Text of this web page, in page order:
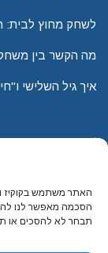
האתר משתמש בקוקיז
הסכמה מאפשר לנו
תבחר לא להסכים או
לשחק מחוץ לבית:
מה הקשר בין
איך גיל השלישי
מי אני
על יהודית
יותר מדי. אני